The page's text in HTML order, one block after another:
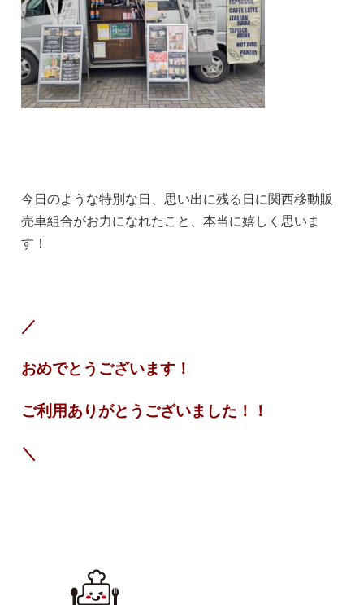
今日のような特別な日、思い出に残る日に関西移動販
売車組合がお力になれたこと、本当に嬉しく思いま
す！
／
おめでとうございます！
ご利用ありがとうございました！！
＼